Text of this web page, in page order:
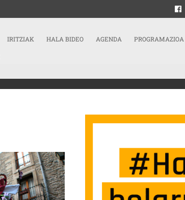
IRITZIAK HALA BIDEO AGENDA PROGRAMAZIOA